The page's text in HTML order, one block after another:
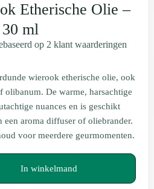
Etherische Olie –
ml
op 2 klant waarderingen
wierook etherische olie, ook
olibanum. De warme, harsachtige
nuances en is geschikt
aroma diffuser of oliebrander.
voor meerdere geurmomenten.
In winkelmand